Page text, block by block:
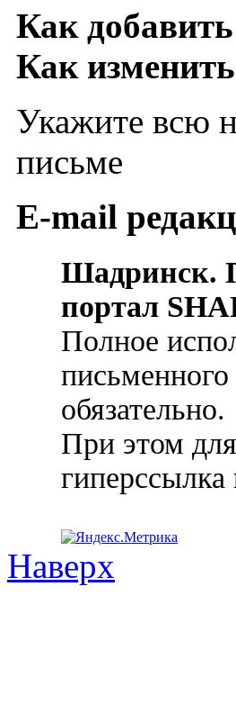
Как
Как
Укажите всю
письме
E-mail
Шадринск.
портал
Полное
обязательно.
При этом
гиперссылка
Наверх